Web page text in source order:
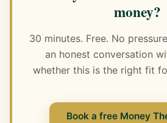
money?
30 minutes. Free. No
an honest conversation
whether this is the right fit
Book a free Money